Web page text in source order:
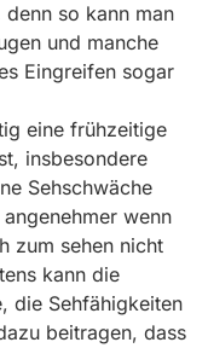
so kann man
und manche
Eingreifen sogar
eine frühzeitige
insbesondere
Sehschwäche
wenn
zum sehen nicht
kann die
die Sehfähigkeiten
beitragen, dass